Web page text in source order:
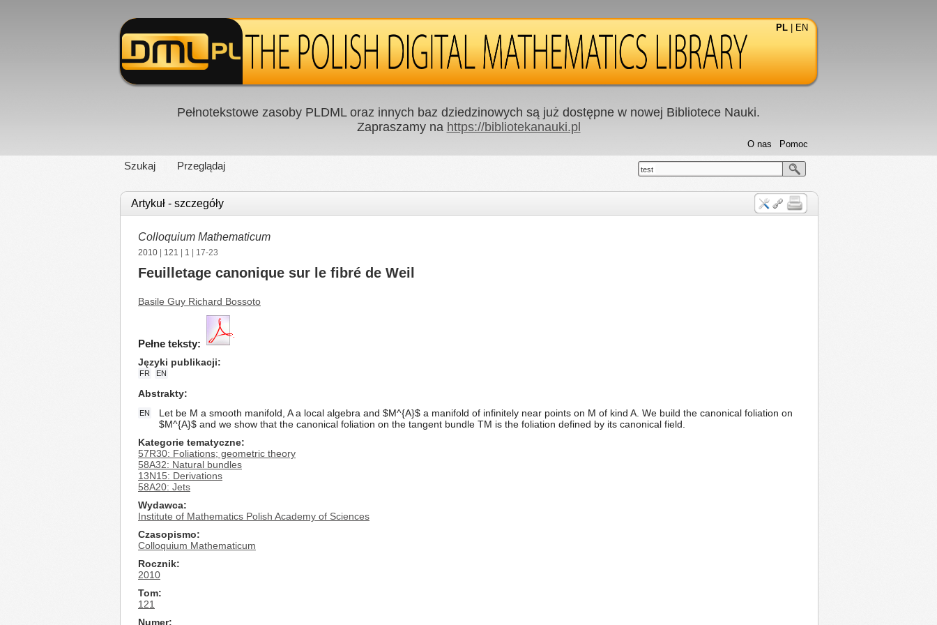
PL EN
Pełnotekstowe zasoby PLDML oraz innych baz dziedzinowych są już dostępne w nowej Bibliotece Nauki.
Zapraszamy na https://bibliotekanauki.pl
Szukaj Przeglądaj
Pomoc
O nas
test
Artykuł - szczegóły
Colloquium Mathematicum
2010 121 1 | 17-23
Feuilletage canonique sur le fibré de Weil
Basile Guy Richard Bossoto
Pełne teksty:
Języki publikacji
FR EN
Abstrakty
EN
Let be M a smooth manifold, A a local algebra and $M^{A}$ a manifold of infinitely near points on M of kind A. We build the canonical foliation on
$M^{A}$ and we show that the canonical foliation on the tangent bundle TM is the foliation defined by its canonical field.
Kategorie tematyczne
57R30: Foliations; geometric theory
58A32: Natural bundles
13N15: Derivations
58A20: Jets
Wydawca
Institute of Mathematics Polish Academy of Sciences
Czasopismo
Colloquium Mathematicum
Rocznik
2010
Tom
121
Numer